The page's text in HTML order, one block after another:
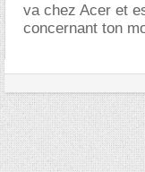
va chez Acer et
concernant ton